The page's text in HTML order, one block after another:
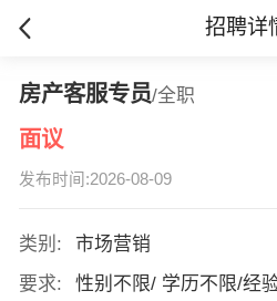
招聘详
房产客服专员/全职
面议
发布时间:2026-08-09
类别:
市场营销
要求:
性别不限/ 学历不限/经